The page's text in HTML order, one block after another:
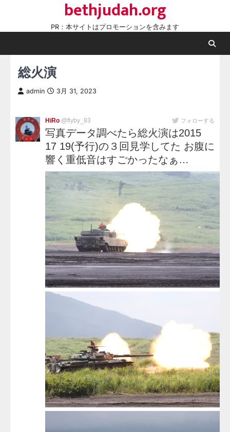
content
bethjudah.org
PR：本サイトはプロモーションを含みます
総火演
admin 3月 31, 2023
HiRo @flyby_83 フォローする
写真データ調べたら総火演は2015
17 19(予行)の３回見学してた お腹に
響く重低音はすごかったなぁ…